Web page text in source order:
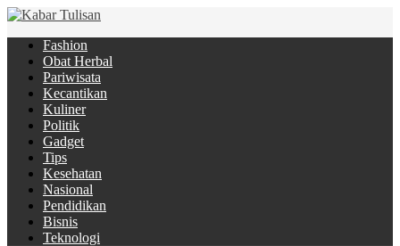
Fashion
Obat Herbal
Pariwisata
Kecantikan
Kuliner
Politik
Gadget
Tips
Kesehatan
Nasional
Pendidikan
Bisnis
Teknologi